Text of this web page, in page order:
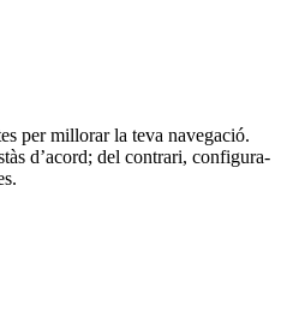
per millorar la teva navegació.
d’acord; del contrari, configura-